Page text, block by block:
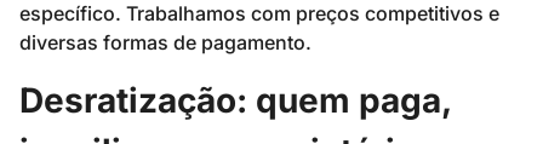
específico. Trabalhamos com preços competitivos e
diversas formas de pagamento.
Desratização: quem paga,